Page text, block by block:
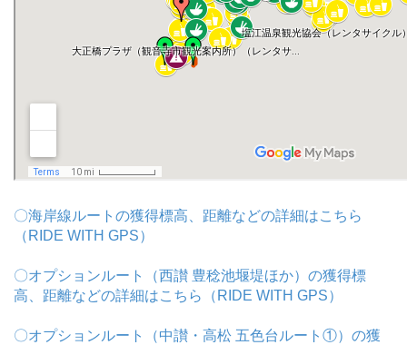
〇海岸線ルートの獲得標高、距離などの詳細はこちら
（RIDE WITH GPS）
〇オプションルート（西讃 豊稔池堰堤ほか）の獲得標
高、距離などの詳細はこちら（RIDE WITH GPS）
〇オプションルート（中讃・高松 五色台ルート①）の獲